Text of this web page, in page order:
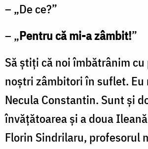
– „De ce?”
– „Pentru că mi-a zâmbit!”
Să știți că noi îmbătrânim
noștri zâmbitori în suflet. Eu
Necula Constantin. Sunt și
învățătoarea și a doua
Florin Sindrilaru, profesorul